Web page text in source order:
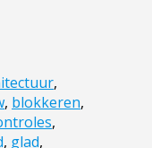
,
, blokkeren,
,
, glad,